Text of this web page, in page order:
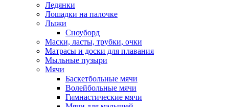
Ледянки
Лошадки на палочке
Лыжи
Сноуборд
Маски, ласты, трубки, очки
Матрасы и доски для плавания
Мыльные пузыри
Мячи
Баскетбольные мячи
Волейбольные мячи
Гимнастические мячи